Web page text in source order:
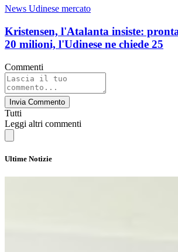
News Udinese mercato
Kristensen, l'Atalanta insiste:
20 milioni, l'Udinese ne chiede 25
Commenti
Invia Commento
Tutti
Leggi altri commenti
Ultime Notizie